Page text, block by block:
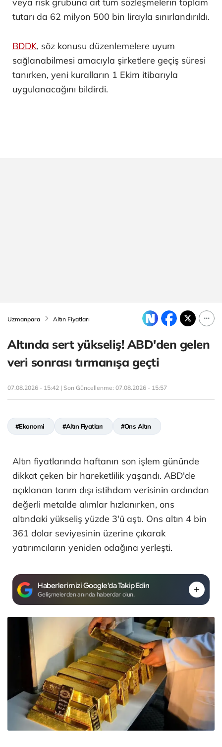
tutarı da 62 milyon 500 bin lirayla sınırlandırıldı.
BDDK, söz konusu düzenlemelere uyum
sağlanabilmesi amacıyla şirketlere geçiş süresi
tanırken, yeni kuralların 1 Ekim itibarıyla
uygulanacağını bildirdi.
Uzmanpara Altın Fiyatları
Altında sert yükseliş! ABD'den gelen
veri sonrası tırmanışa geçti
07.08.2026 - 15:42 | Son Güncellenme: 07.08.2026 - 15:57
#Ekonomi #Altın Fiyatları #Ons Altın
Altın fiyatlarında haftanın son işlem gününde
dikkat çeken bir hareketlilik yaşandı. ABD'de
açıklanan tarım dışı istihdam verisinin ardından
değerli metalde alımlar hızlanırken, ons
altındaki yükseliş yüzde 3'ü aştı. Ons altın 4 bin
361 dolar seviyesinin üzerine çıkarak
yatırımcıların yeniden odağına yerleşti.
Haberlerimizi Google'da Takip Edin
Gelişmelerden anında haberdar olun.